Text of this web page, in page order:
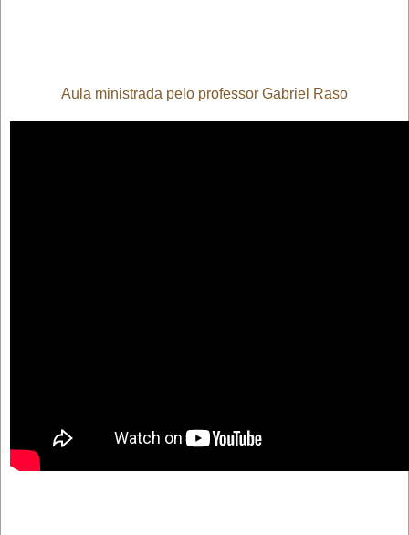
Aula ministrada pelo professor Gabriel Raso